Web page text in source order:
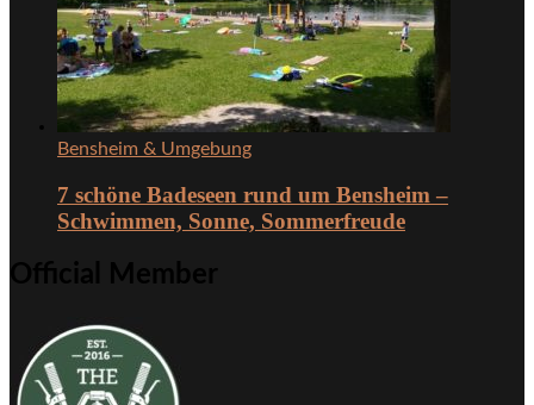
Bensheim & Umgebung
7 schöne Badeseen rund um Bensheim –
Schwimmen, Sonne, Sommerfreude
Official Member